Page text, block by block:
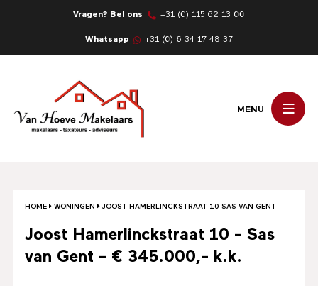
Vragen? Bel ons +31 (0) 115 62 13 00
Whatsapp +31 (0) 6 34 17 48 37
MENU
HOME WONINGEN JOOST HAMERLINCKSTRAAT 10 SAS VAN GENT
Joost Hamerlinckstraat 10 - Sas
van Gent - € 345.000,- k.k.